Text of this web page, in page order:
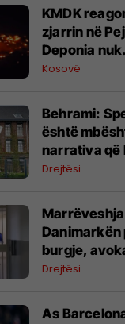
KMDK
zjarrin në
Deponia nuk
menaxhohet
Kosovë
​Behrami:
është
narrativa që
nga aparati
Drejtësi
Danimarkën
burgje,
trajtimi i të
Drejtësi
As